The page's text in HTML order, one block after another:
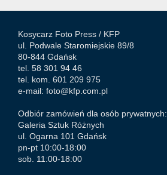
Kosycarz Foto Press / KFP
ul. Podwale Staromiejskie 89/8
80-844 Gdańsk
tel. 58 301 94 46
tel. kom. 601 209 975
e-mail: foto@kfp.com.pl
Odbiór zamówień dla osób prywatnych:
Galeria Sztuk Różnych
ul. Ogarna 101 Gdańsk
pn-pt 10:00-18:00
sob. 11:00-18:00